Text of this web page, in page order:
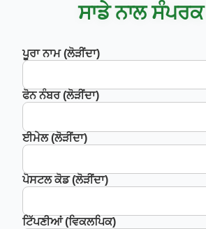
ਸਾਡੇ ਨਾਲ
ਪੂਰਾ ਨਾਮ (ਲੋੜੀਂਦਾ)
ਫੋਨ ਨੰਬਰ (ਲੋੜੀਂਦਾ)
ਈਮੇਲ (ਲੋੜੀਂਦਾ)
ਪੋਸਟਲ ਕੋਡ (ਲੋੜੀਂਦਾ)
ਟਿੱਪਣੀਆਂ (ਵਿਕਲਪਿਕ)